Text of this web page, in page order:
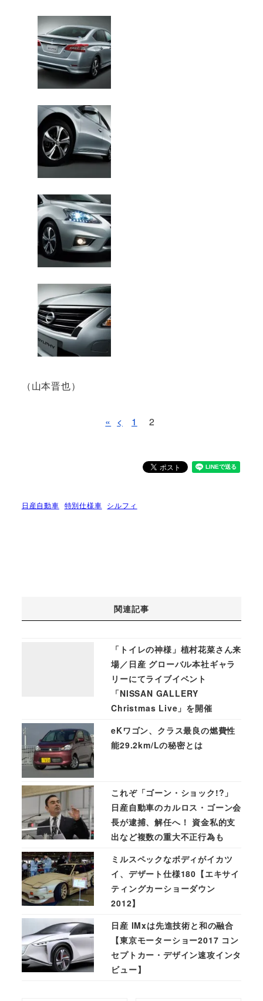
（山本晋也）
« < 1 2
日産自動車 特別仕様車 シルフィ
関連記事
「トイレの神様」植村花菜さん来
場／日産 グローバル本社ギャラ
リーにてライブイベント
「NISSAN GALLERY
Christmas Live」を開催
eKワゴン、クラス最良の燃費性
能29.2km/Lの秘密とは
これぞ「ゴーン・ショック!?」
日産自動車のカルロス・ゴーン会
長が逮捕、解任へ！ 資金私的支
出など複数の重大不正行為も
ミルスペックなボディがイカツ
イ、デザート仕様180【エキサイ
ティングカーショーダウン
2012】
日産 IMxは先進技術と和の融合
【東京モーターショー2017 コン
セプトカー・デザイン速攻インタ
ビュー】